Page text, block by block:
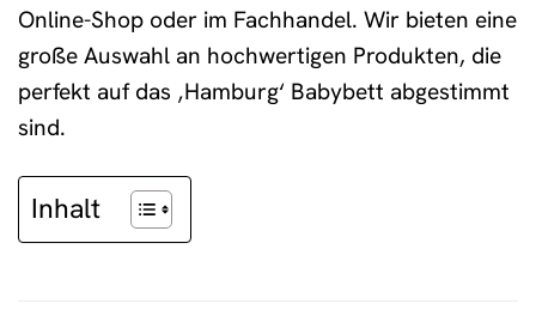
Online-Shop oder im Fachhandel. Wir bieten eine
große Auswahl an hochwertigen Produkten, die
perfekt auf das ‚Hamburg‘ Babybett abgestimmt
sind.
Inhalt